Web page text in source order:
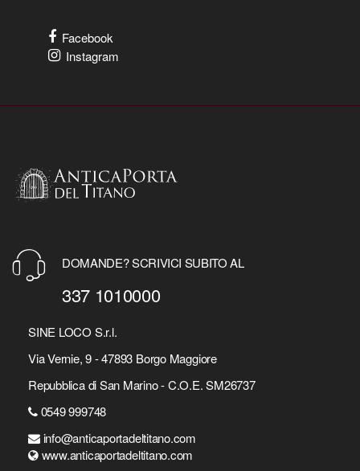
Facebook
Instagram
DOMANDE? SCRIVICI SUBITO AL
337 1010000
SINE LOCO S.r.l.
Via Vernie, 9 - 47893 Borgo Maggiore
Repubblica di San Marino - C.O.E. SM26737
0549 999748
info@anticaportadeltitano.com
www.anticaportadeltitano.com